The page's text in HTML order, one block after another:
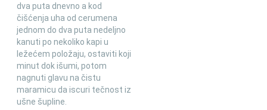
dva puta dnevno a kod
čišćenja uha od cerumena
jednom do dva puta nedeljno
kanuti po nekoliko kapi u
ležećem položaju, ostaviti koji
minut dok išumi, potom
nagnuti glavu na čistu
maramicu da iscuri tečnost iz
ušne šupline.